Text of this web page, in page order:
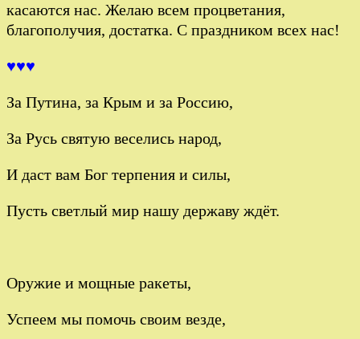
касаются нас. Желаю всем процветания,
благополучия, достатка. С праздником всех нас!
♥♥♥
За Путина, за Крым и за Россию,
За Русь святую веселись народ,
И даст вам Бог терпения и силы,
Пусть светлый мир нашу державу ждёт.
Оружие и мощные ракеты,
Успеем мы помочь своим везде,